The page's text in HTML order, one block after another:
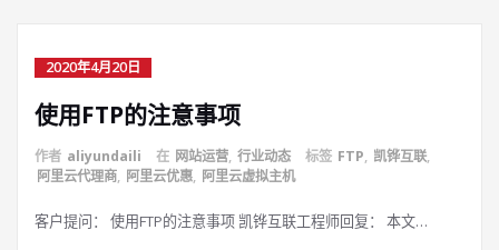
2020年4月20日
使用FTP的注意事项
作者 aliyundaili 在 网站运营, 行业动态 标签 FTP, 凯铧互联,
阿里云代理商, 阿里云优惠, 阿里云虚拟主机
客户提问： 使用FTP的注意事项 凯铧互联工程师回复： 本文…